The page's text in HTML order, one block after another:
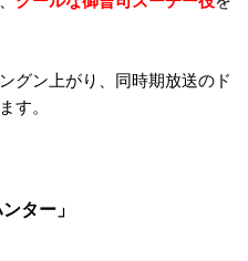
グン上がり、同時期放送のド
す。
ター」